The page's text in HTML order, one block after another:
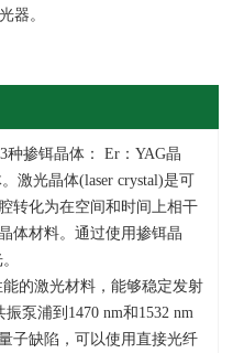
器。
3种掺铒晶体： Er ：YAG晶
激光晶体(laser crystal)是可
转化为在空间和时间上相干
体材料。通过使用掺铒晶
的激光材料，能够稳定发射
振泵浦到 1470 nm和 1532 nm
子缺陷，可以使用直接光纤